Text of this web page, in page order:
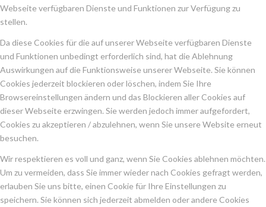
Webseite verfügbaren Dienste und Funktionen zur Verfügung zu
stellen.
Da diese Cookies für die auf unserer Webseite verfügbaren Dienste
und Funktionen unbedingt erforderlich sind, hat die Ablehnung
Auswirkungen auf die Funktionsweise unserer Webseite. Sie können
Cookies jederzeit blockieren oder löschen, indem Sie Ihre
Browsereinstellungen ändern und das Blockieren aller Cookies auf
dieser Webseite erzwingen. Sie werden jedoch immer aufgefordert,
Cookies zu akzeptieren / abzulehnen, wenn Sie unsere Website erneut
besuchen.
Wir respektieren es voll und ganz, wenn Sie Cookies ablehnen möchten.
Um zu vermeiden, dass Sie immer wieder nach Cookies gefragt werden,
erlauben Sie uns bitte, einen Cookie für Ihre Einstellungen zu
speichern. Sie können sich jederzeit abmelden oder andere Cookies